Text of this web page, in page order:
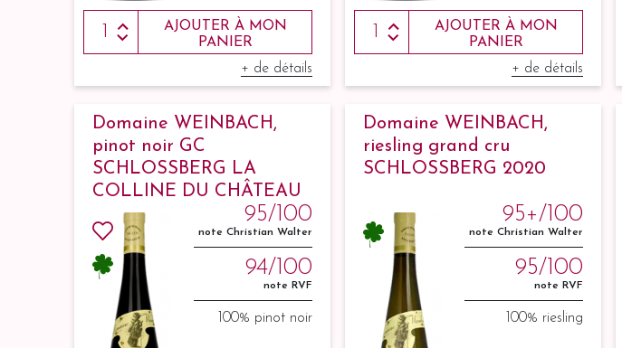
AJOUTER À MON
PANIER
+ de détails
AJOUTER À MON
PANIER
+ de détails
Domaine WEINBACH,
pinot noir GC
SCHLOSSBERG LA
COLLINE DU CHÂTEAU
2022
95/100
note Christian Walter
94/100
note RVF
100% pinot noir
Domaine WEINBACH,
riesling grand cru
SCHLOSSBERG 2020
95+/100
note Christian Walter
95/100
note RVF
100% riesling